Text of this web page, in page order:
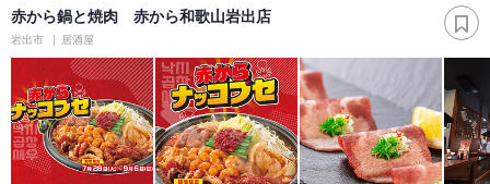
赤から鍋と焼肉 赤から和歌山岩出店
岩出市 居酒屋